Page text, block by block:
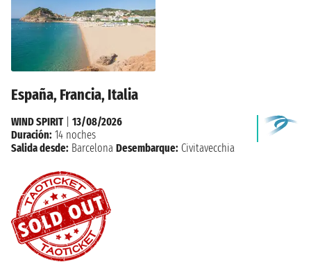
España, Francia, Italia
WIND SPIRIT| 13/08/2026
Duración: 14 noches
Salida desde: Barcelona Desembarque: Civitavecchia